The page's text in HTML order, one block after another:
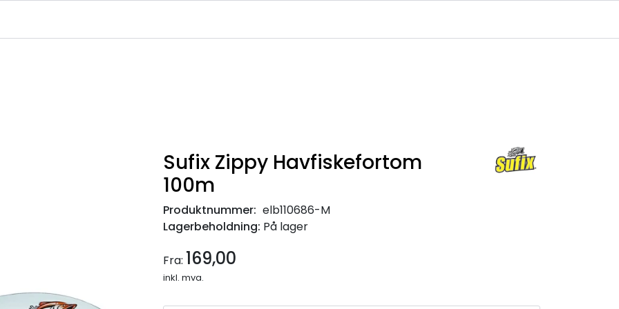
Sufix Zippy Havfiskefortom
100m
Produktnummer: elb110686-M
Lagerbeholdning: På lager
Fra: 169,00
inkl. mva.